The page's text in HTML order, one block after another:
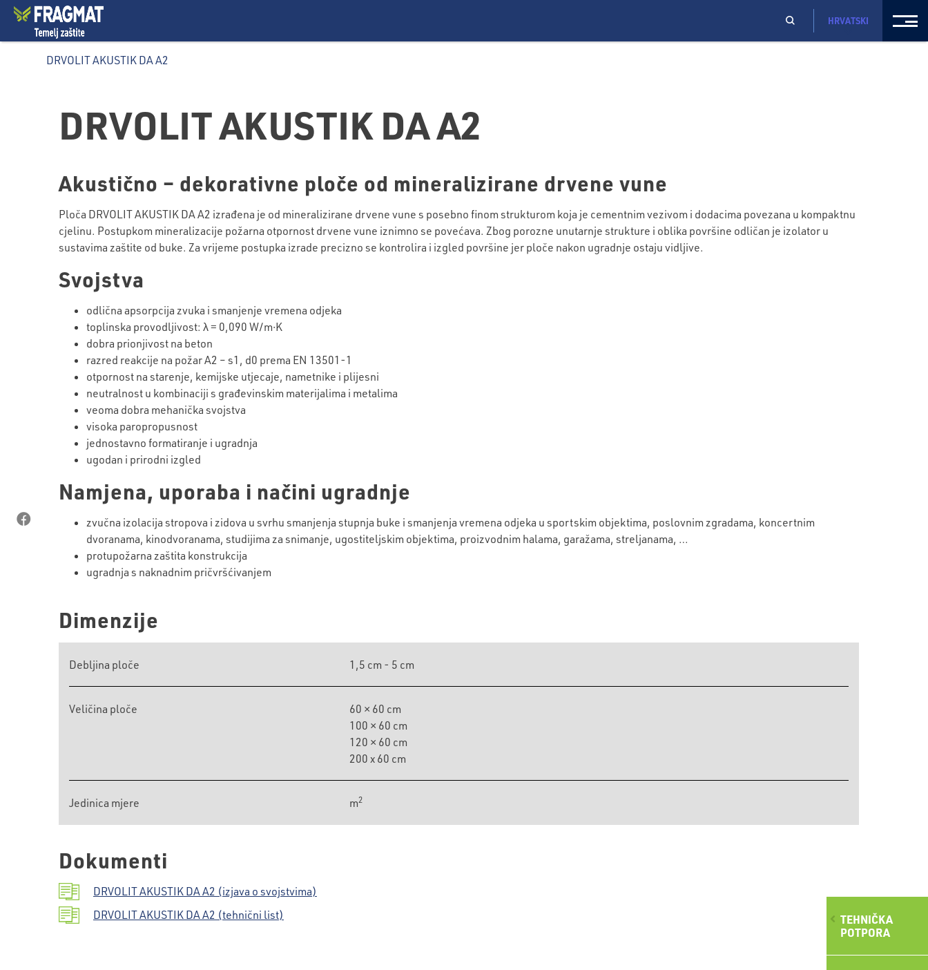
TEHNIČKA
POTPORA
HRVATSKI
DRVOLIT AKUSTIK DA A2
DRVOLIT AKUSTIK DA A2
Akustično – dekorativne ploče od mineralizirane drvene vune
Ploča DRVOLIT AKUSTIK DA A2 izrađena je od mineralizirane drvene vune s posebno finom strukturom koja je cementnim vezivom i dodacima povezana u kompaktnu
cjelinu. Postupkom mineralizacije požarna otpornost drvene vune iznimno se povećava. Zbog porozne unutarnje strukture i oblika površine odličan je izolator u
sustavima zaštite od buke. Za vrijeme postupka izrade precizno se kontrolira i izgled površine jer ploče nakon ugradnje ostaju vidljive.
Svojstva
odlična apsorpcija zvuka i smanjenje vremena odjeka
toplinska provodljivost: λ = 0,090 W/m∙K
dobra prionjivost na beton
razred reakcije na požar A2 – s1, d0 prema EN 13501-1
otpornost na starenje, kemijske utjecaje, nametnike i plijesni
neutralnost u kombinaciji s građevinskim materijalima i metalima
veoma dobra mehanička svojstva
visoka paropropusnost
jednostavno formatiranje i ugradnja
ugodan i prirodni izgled
Namjena, uporaba i načini ugradnje
zvučna izolacija stropova i zidova u svrhu smanjenja stupnja buke i smanjenja vremena odjeka u sportskim objektima, poslovnim zgradama, koncertnim
dvoranama, kinodvoranama, studijima za snimanje, ugostiteljskim objektima, proizvodnim halama, garažama, streljanama, …
protupožarna zaštita konstrukcija
ugradnja s naknadnim pričvršćivanjem
Dimenzije
Debljina ploče 1,5 cm - 5 cm
Veličina ploče
60 × 60 cm
100 × 60 cm
120 × 60 cm
200 x 60 cm
Jedinica mjere m2
Dokumenti
DRVOLIT AKUSTIK DA A2 (izjava o svojstvima)
DRVOLIT AKUSTIK DA A2 (tehnični list)